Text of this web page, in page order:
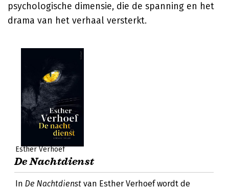
psychologische dimensie, die de spanning en het
drama van het verhaal versterkt.
Esther Verhoef
De Nachtdienst
In De Nachtdienst van Esther Verhoef wordt de